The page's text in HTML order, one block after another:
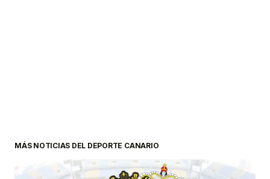
MÁS NOTICIAS DEL DEPORTE CANARIO